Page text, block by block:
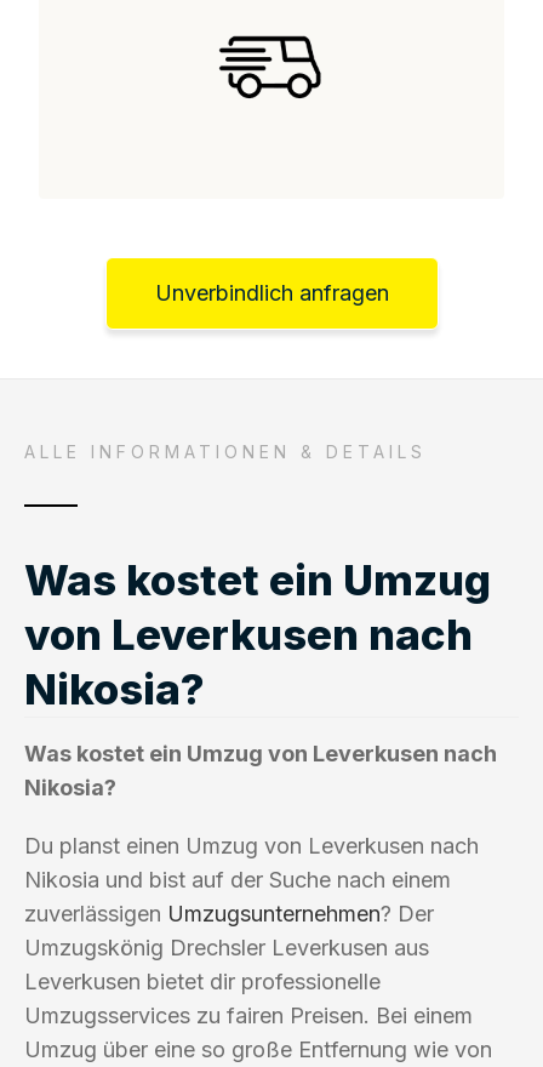
Unverbindlich anfragen
ALLE INFORMATIONEN & DETAILS
Was kostet ein Umzug
von Leverkusen nach
Nikosia?
Was kostet ein Umzug von Leverkusen nach
Nikosia?
Du planst einen Umzug von Leverkusen nach
Nikosia und bist auf der Suche nach einem
zuverlässigen Umzugsunternehmen? Der
Umzugskönig Drechsler Leverkusen aus
Leverkusen bietet dir professionelle
Umzugsservices zu fairen Preisen. Bei einem
Umzug über eine so große Entfernung wie von